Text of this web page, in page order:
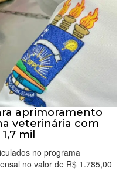
aprimoramento
veterinária com
mil
no programa
no valor de R$ 1.785,00